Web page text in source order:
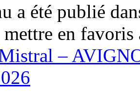
a été publié
en
–